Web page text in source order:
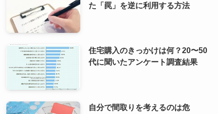
た「罠」を逆に利用する方法
住宅購入のきっかけは何？20〜50
代に聞いたアンケート調査結果
自分で間取りを考えるのは危